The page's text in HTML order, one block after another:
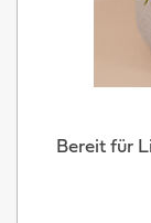
Bereit für